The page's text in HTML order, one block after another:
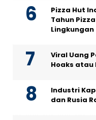
Pizza Hut
Tahun
Lingkungan
Viral Uang
Hoaks atau
Industri
dan Rusia